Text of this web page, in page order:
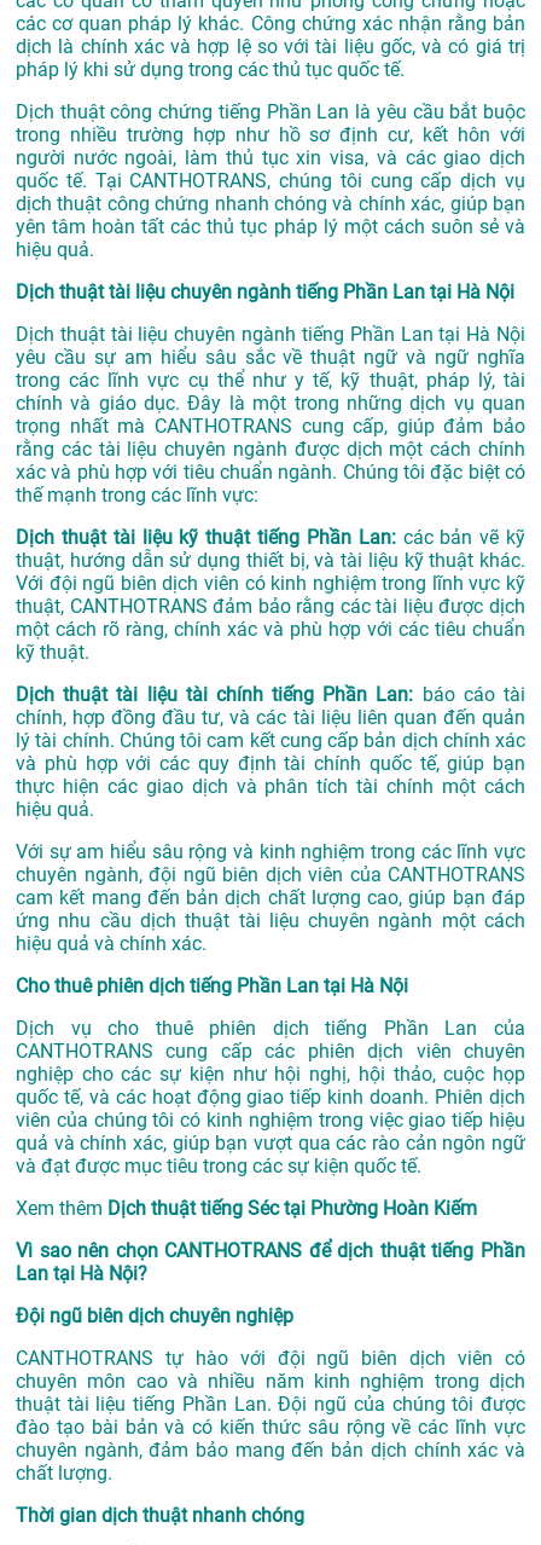
các cơ quan pháp lý khác. Công chứng xác nhận rằng bản
dịch là chính xác và hợp lệ so với tài liệu gốc, và có giá trị
pháp lý khi sử dụng trong các thủ tục quốc tế.
Dịch thuật công chứng tiếng Phần Lan là yêu cầu bắt buộc
trong nhiều trường hợp như hồ sơ định cư, kết hôn với
người nước ngoài, làm thủ tục xin visa, và các giao dịch
quốc tế. Tại CANTHOTRANS, chúng tôi cung cấp dịch vụ
dịch thuật công chứng nhanh chóng và chính xác, giúp bạn
yên tâm hoàn tất các thủ tục pháp lý một cách suôn sẻ và
hiệu quả.
Dịch thuật tài liệu chuyên ngành tiếng Phần Lan tại Hà Nội
Dịch thuật tài liệu chuyên ngành tiếng Phần Lan tại Hà Nội
yêu cầu sự am hiểu sâu sắc về thuật ngữ và ngữ nghĩa
trong các lĩnh vực cụ thể như y tế, kỹ thuật, pháp lý, tài
chính và giáo dục. Đây là một trong những dịch vụ quan
trọng nhất mà CANTHOTRANS cung cấp, giúp đảm bảo
rằng các tài liệu chuyên ngành được dịch một cách chính
xác và phù hợp với tiêu chuẩn ngành. Chúng tôi đặc biệt có
thế mạnh trong các lĩnh vực:
Dịch thuật tài liệu kỹ thuật tiếng Phần Lan: các bản vẽ kỹ
thuật, hướng dẫn sử dụng thiết bị, và tài liệu kỹ thuật khác.
Với đội ngũ biên dịch viên có kinh nghiệm trong lĩnh vực kỹ
thuật, CANTHOTRANS đảm bảo rằng các tài liệu được dịch
một cách rõ ràng, chính xác và phù hợp với các tiêu chuẩn
kỹ thuật.
Dịch thuật tài liệu tài chính tiếng Phần Lan: báo cáo tài
chính, hợp đồng đầu tư, và các tài liệu liên quan đến quản
lý tài chính. Chúng tôi cam kết cung cấp bản dịch chính xác
và phù hợp với các quy định tài chính quốc tế, giúp bạn
thực hiện các giao dịch và phân tích tài chính một cách
hiệu quả.
Với sự am hiểu sâu rộng và kinh nghiệm trong các lĩnh vực
chuyên ngành, đội ngũ biên dịch viên của CANTHOTRANS
cam kết mang đến bản dịch chất lượng cao, giúp bạn đáp
ứng nhu cầu dịch thuật tài liệu chuyên ngành một cách
hiệu quả và chính xác.
Cho thuê phiên dịch tiếng Phần Lan tại Hà Nội
Dịch vụ cho thuê phiên dịch tiếng Phần Lan của
CANTHOTRANS cung cấp các phiên dịch viên chuyên
nghiệp cho các sự kiện như hội nghị, hội thảo, cuộc họp
quốc tế, và các hoạt động giao tiếp kinh doanh. Phiên dịch
viên của chúng tôi có kinh nghiệm trong việc giao tiếp hiệu
quả và chính xác, giúp bạn vượt qua các rào cản ngôn ngữ
và đạt được mục tiêu trong các sự kiện quốc tế.
Xem thêm Dịch thuật tiếng Séc tại Phường Hoàn Kiếm
Vì sao nên chọn CANTHOTRANS để dịch thuật tiếng Phần
Lan tại Hà Nội?
Đội ngũ biên dịch chuyên nghiệp
CANTHOTRANS tự hào với đội ngũ biên dịch viên có
chuyên môn cao và nhiều năm kinh nghiệm trong dịch
thuật tài liệu tiếng Phần Lan. Đội ngũ của chúng tôi được
đào tạo bài bản và có kiến thức sâu rộng về các lĩnh vực
chuyên ngành, đảm bảo mang đến bản dịch chính xác và
chất lượng.
Thời gian dịch thuật nhanh chóng